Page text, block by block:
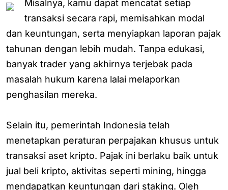
Misalnya, kamu dapat mencatat setiap
transaksi secara rapi, memisahkan modal
dan keuntungan, serta menyiapkan laporan pajak
tahunan dengan lebih mudah. Tanpa edukasi,
banyak trader yang akhirnya terjebak pada
masalah hukum karena lalai melaporkan
penghasilan mereka.
Selain itu, pemerintah Indonesia telah
menetapkan peraturan perpajakan khusus untuk
transaksi aset kripto. Pajak ini berlaku baik untuk
jual beli kripto, aktivitas seperti mining, hingga
mendapatkan keuntungan dari staking. Oleh